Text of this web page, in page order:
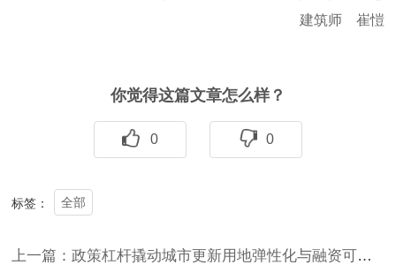
建筑师 崔愷
你觉得这篇文章怎么样？
0 0
标签： 全部
上一篇：政策杠杆撬动城市更新用地弹性化与融资可持续